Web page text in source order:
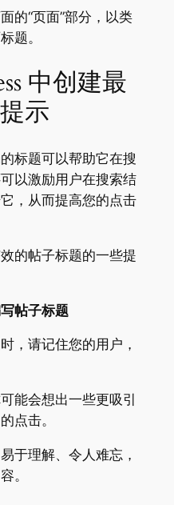
的“页面”部分，以类
题。
中创建最
示
标题可以帮助它在搜
以激励用户在搜索结
，从而提高您的点击
的帖子标题的一些提
帖子标题
，请记住您的用户，
能会想出一些更吸引
点击。
于理解、令人难忘，
。